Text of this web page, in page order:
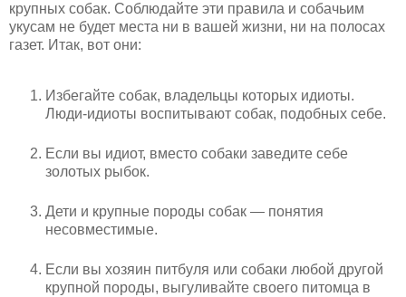
крупных собак. Соблюдайте эти правила и собачьим
укусам не будет места ни в вашей жизни, ни на полосах
газет. Итак, вот они:
Избегайте собак, владельцы которых идиоты.
Люди-идиоты воспитывают собак, подобных себе.
Если вы идиот, вместо собаки заведите себе
золотых рыбок.
Дети и крупные породы собак — понятия
несовместимые.
Если вы хозяин питбуля или собаки любой другой
крупной породы, выгуливайте своего питомца в